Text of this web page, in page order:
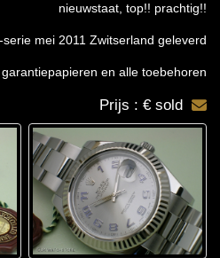
nieuwstaat, top!! prachtig!!
serie mei 2011 Zwitserland geleverd
en alle toebehoren
Prijs : € sold